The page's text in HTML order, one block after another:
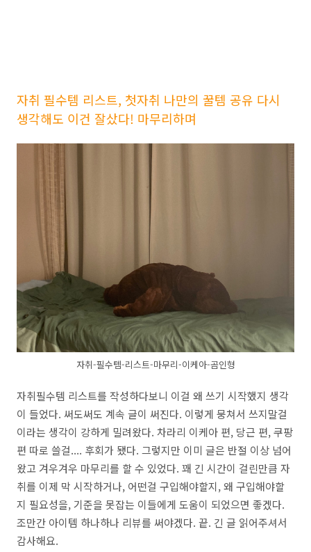
자취 필수템 리스트, 첫자취 나만의 꿀템 공유 다시
생각해도 이건 잘샀다! 마무리하며
자취-필수템-리스트-마무리-이케아-곰인형
자취필수템 리스트를 작성하다보니 이걸 왜 쓰기 시작했지 생각
이 들었다. 써도써도 계속 글이 써진다. 이렇게 뭉쳐서 쓰지말걸
이라는 생각이 강하게 밀려왔다. 차라리 이케아 편, 당근 편, 쿠팡
편 따로 쓸걸.... 후회가 됐다. 그렇지만 이미 글은 반절 이상 넘어
왔고 겨우겨우 마무리를 할 수 있었다. 꽤 긴 시간이 걸린만큼 자
취를 이제 막 시작하거나, 어떤걸 구입해야할지, 왜 구입해야할
지 필요성을, 기준을 못잡는 이들에게 도움이 되었으면 좋겠다.
조만간 아이템 하나하나 리뷰를 써야겠다. 끝. 긴 글 읽어주셔서
감사해요.